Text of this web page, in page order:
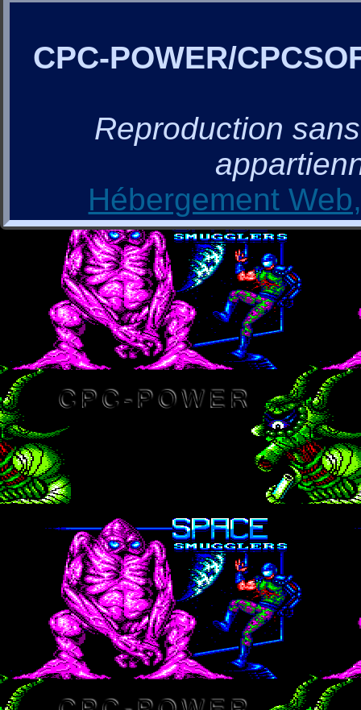
CPC-POWER/
Reproduction
Hébergement